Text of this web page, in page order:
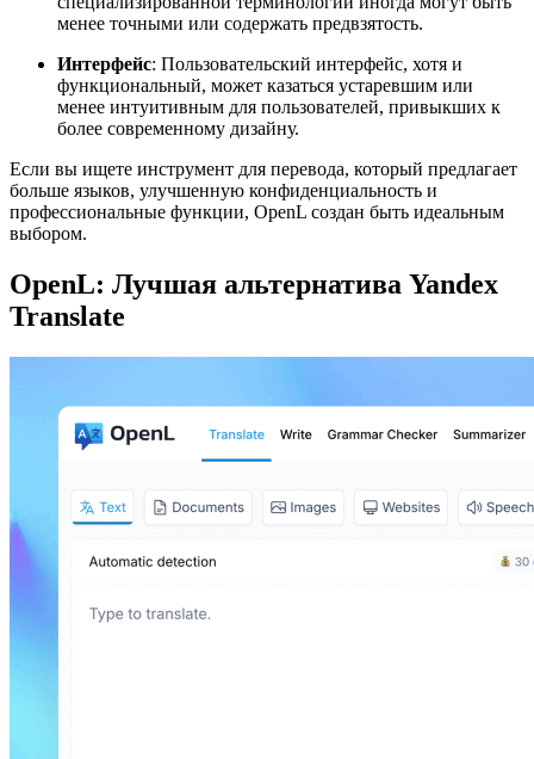
менее точными или содержать предвзятость.
Интерфейс: Пользовательский интерфейс, хотя и
функциональный, может казаться устаревшим или
менее интуитивным для пользователей, привыкших к
более современному дизайну.
Если вы ищете инструмент для перевода, который предлагает
больше языков, улучшенную конфиденциальность и
профессиональные функции, OpenL создан быть идеальным
выбором.
OpenL: Лучшая альтернатива Yandex
Translate